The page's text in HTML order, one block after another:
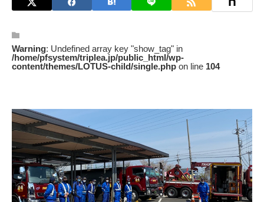
Warning: Undefined array key "show_tag" in
/home/pfsystem/triplea.jp/public_html/wp-
content/themes/LOTUS-child/single.php on line 104